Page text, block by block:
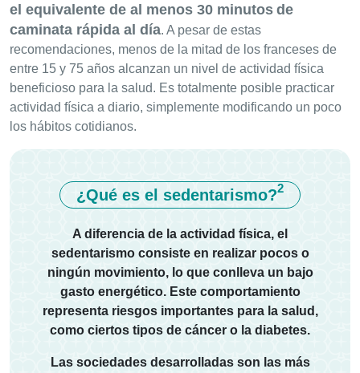
el equivalente de al menos 30 minutos de
caminata rápida al día. A pesar de estas
recomendaciones, menos de la mitad de los franceses de
entre 15 y 75 años alcanzan un nivel de actividad física
beneficioso para la salud. Es totalmente posible practicar
actividad física a diario, simplemente modificando un poco
los hábitos cotidianos.
¿Qué es el sedentarismo?2
A diferencia de la actividad física, el
sedentarismo consiste en realizar pocos o
ningún movimiento, lo que conlleva un bajo
gasto energético. Este comportamiento
representa riesgos importantes para la salud,
como ciertos tipos de cáncer o la diabetes.
Las sociedades desarrolladas son las más